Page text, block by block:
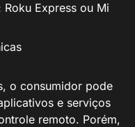
Express ou Mi
o consumidor pode
e serviços
remoto. Porém,